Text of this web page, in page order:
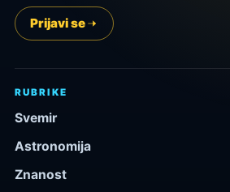
Prijavi se
RUBRIKE
Svemir
Astronomija
Znanost